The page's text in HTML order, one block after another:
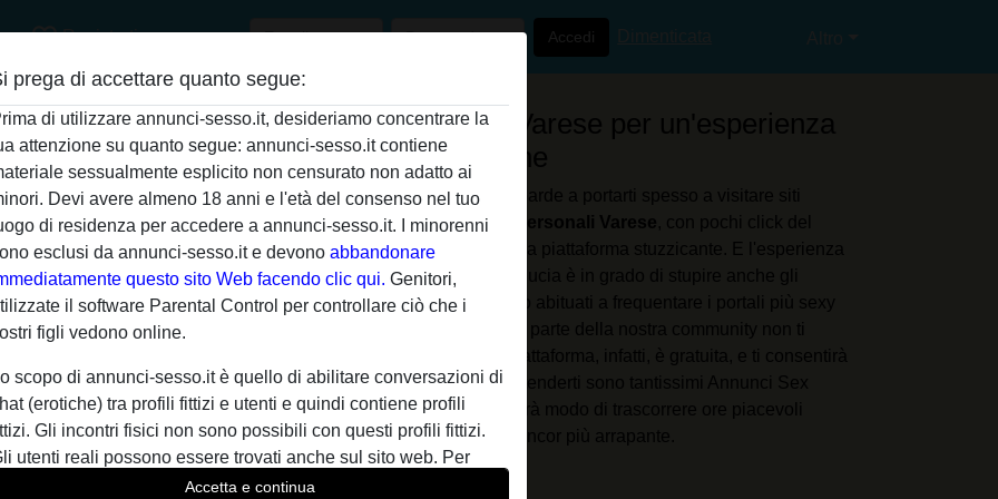
prega di accettare quanto segue:
di utilizzare annunci-sesso.it, desideriamo concentrare la
attenzione su quanto segue: annunci-sesso.it contiene
sessualmente esplicito non censurato non adatto ai
Devi avere almeno 18 anni e l'età del consenso nel tuo
di residenza per accedere a annunci-sesso.it. I minorenni
esclusi da annunci-sesso.it e devono abbandonare
questo sito Web facendo clic qui. Genitori,
il software Parental Control per controllare ciò che i
figli vedono online.
scopo di annunci-sesso.it è quello di abilitare conversazioni di
(erotiche) tra profili fittizi e utenti e quindi contiene profili
Gli incontri fisici non sono possibili con questi profili fittizi.
utenti reali possono essere trovati anche sul sito web. Per
differenziare questi utenti, visita leFAQ.
Accetta e continua
favorite_borderRegistrati Accedi
presto a
vedere quanto sono brava
più, fatti sentire per una
godere e venire insieme,
capire, ti desidero.
Arcore, Monza e della Brianza
mio Romeo, chi vuole venire
Comunque sono una donna
sulle spalle. L uomo che
Gli Annunci Sesso Varese per un'esperienza
indimenticabile online
Se è il fascino delle donne lombarde a portarti spesso a visitare siti
erotici alla ricerca diAnnunci Personali Varese, con pochi click del
mouse potrai prender parte a una piattaforma stuzzicante. E l'esperienza
che offriamo a chi ci concede fiducia è in grado di stupire anche gli
uomini che da molto tempo sono abituati a frequentare i portali più sexy
del Web. Tra l'altro, entrare a far parte della nostra community non ti
costerà nulla: l'iscrizione alla piattaforma, infatti, è gratuita, e ti consentirà
di navigare tra i contenuti. Ad attenderti sono tantissimi Annunci Sex
Varese. Trovare quello che ti darà modo di trascorrere ore piacevoli
online sarà molto divertente, e ancor più arrapante.